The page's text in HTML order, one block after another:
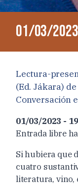
01/03/
Lectura-
(Ed. Jákara)
Conversación
01/03/2023 -
Entrada libre
Si hubiera que
cuatro
literatura, vino,